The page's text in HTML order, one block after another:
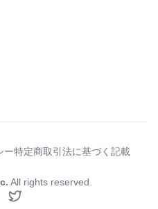
ー特定商取引法に基づく記載
All rights reserved.